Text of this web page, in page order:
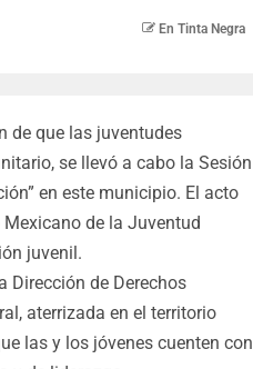
En Tinta Negra
de que las juventudes
se llevó a cabo la Sesión
en este municipio. El acto
de la Juventud
juvenil.
Dirección de Derechos
aterrizada en el territorio
las y los jóvenes cuenten con